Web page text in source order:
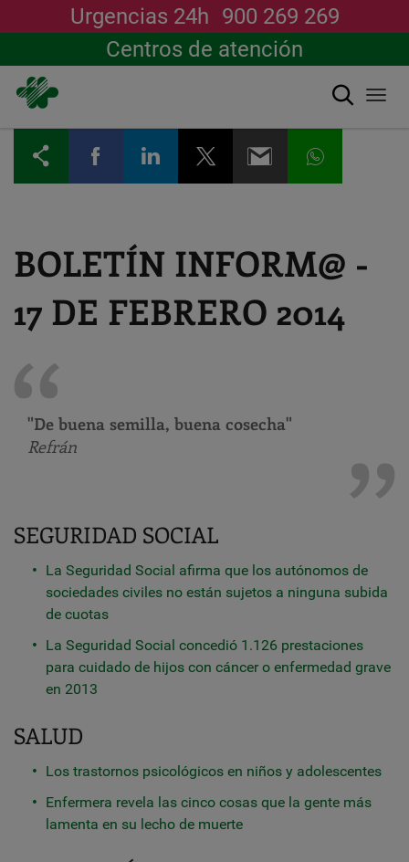
contenido
principal
Urgencias 24h 900 269 269
Centros de atención
Buscar
BOLETÍN INFORM@ -
17 DE FEBRERO 2014
"De buena semilla, buena cosecha"
Refrán
SEGURIDAD SOCIAL
La Seguridad Social afirma que los autónomos de
sociedades civiles no están sujetos a ninguna subida
de cuotas
La Seguridad Social concedió 1.126 prestaciones
para cuidado de hijos con cáncer o enfermedad grave
en 2013
SALUD
Los trastornos psicológicos en niños y adolescentes
Enfermera revela las cinco cosas que la gente más
lamenta en su lecho de muerte